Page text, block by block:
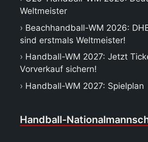
Weltmeister
Beachhandball-WM 2026:
sind erstmals Weltmeister!
Handball-WM 2027: Jetzt
Vorverkauf sichern!
Handball-WM 2027: Spielplan
Handball-